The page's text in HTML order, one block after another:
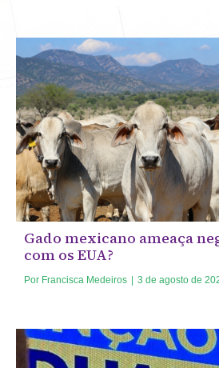
Gado mexicano ameaça
com os EUA?
Por Francisca Medeiros 3 de agosto de